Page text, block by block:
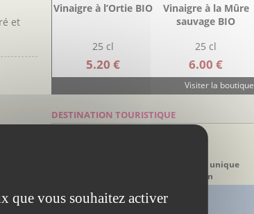
et
de
Vinaigre à l’Ortie BIO
25 cl
5.20 €
Vinaigre à la Mûre
sauvage BIO
25 cl
6.00 €
Visiter la boutique
DESTINATION TOURISTIQUE
Partez à la découverte d’un territoire unique
entre étangs et littoral méditerranéen
que vous souhaitez activer